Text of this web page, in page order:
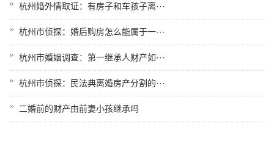
杭州婚外情取证：有房子和车孩子离···
杭州市侦探：婚后购房怎么能属于一···
杭州市婚姻调查：第一继承人财产如···
杭州市侦探：民法典离婚房产分割的···
二婚前的财产由前妻小孩继承吗